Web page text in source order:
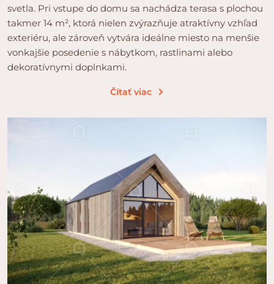
svetla. Pri vstupe do domu sa nachádza terasa s plochou
takmer 14 m², ktorá nielen zvýrazňuje atraktívny vzhľad
exteriéru, ale zároveň vytvára ideálne miesto na menšie
vonkajšie posedenie s nábytkom, rastlinami alebo
dekoratívnymi doplnkami.
Čítať viac